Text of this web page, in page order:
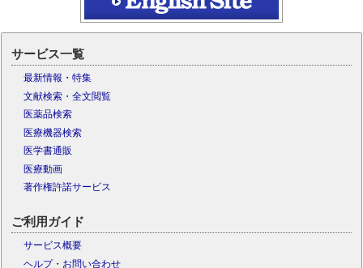
サービス一覧
最新情報・特集
文献検索・全文閲覧
医薬品検索
医療機器検索
医学書通販
医療動画
著作権許諾サービス
ご利用ガイド
サービス概要
ヘルプ・お問い合わせ